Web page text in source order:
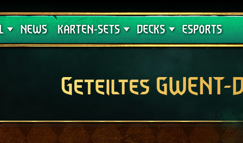
NEWS KARTEN-SETS
Crimson Curse
DECKS
Deck-Leitfäden
ESPORTS
Geteiltes GWENT-